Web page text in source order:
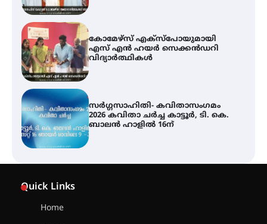
സർഗ്ഗസാഹിതി- കവിതാസംഗമം
2026 കവിതാ ചർച്ച കാട്ടൂർ, ടി. കെ.
ബാലൻ ഹാളിൽ 16ന്
ശക്തമായ മഴ തുടരുന്നു – തൃശൂർ
ജില്ലയിൽ എല്ലാ വിദ്യാഭ്യാസ
സ്ഥാപനങ്ങൾക്കും ശനിയാഴ്ച
അവധി
Quick Links
Home